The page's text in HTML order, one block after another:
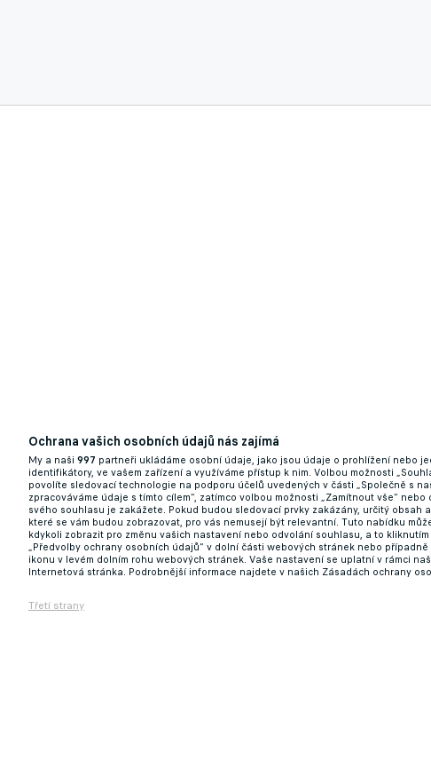
Ochrana vašich osobních údajů nás zajímá
My a naši 997 partneři ukládáme osobní údaje, jako jsou údaje o prohlížení nebo
identifikátory, ve vašem zařízení a využíváme přístup k nim. Volbou možnosti
povolíte sledovací technologie na podporu účelů uvedených v části „Společně s
zpracováváme údaje s tímto cílem“, zatímco volbou možnosti „Zamítnout vše“ nebo
svého souhlasu je zakážete. Pokud budou sledovací prvky zakázány, určitý obsah a
které se vám budou zobrazovat, pro vás nemusejí být relevantní. Tuto nabídku
kdykoli zobrazit pro změnu vašich nastavení nebo odvolání souhlasu, a to
„Předvolby ochrany osobních údajů“ v dolní části webových stránek nebo
ikonu v levém dolním rohu webových stránek. Vaše nastavení se uplatní v rámci
Internetová stránka. Podrobnější informace najdete v našich Zásadách ochrany
Třetí strany